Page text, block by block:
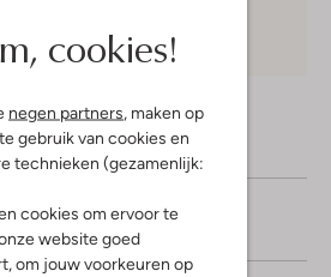
cookies!
negen partners, maken op
gebruik van cookies en
technieken (gezamenlijk:
cookies om ervoor te
website goed
om jouw voorkeuren op